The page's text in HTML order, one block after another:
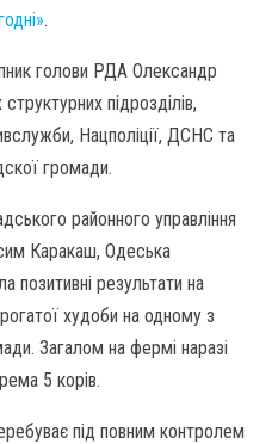
.
голови РДА Олександр
підрозділів,
Нацполіції, ДСНС та
громади.
районного управління
Каракаш, Одеська
позитивні результати на
худоби на одному з
Загалом на фермі наразі
5 корів.
під повним контролем